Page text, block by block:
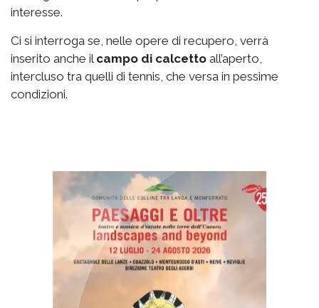
interesse.
Ci si interroga se, nelle opere di recupero, verrà
inserito anche il campo di calcetto all’aperto,
intercluso tra quelli di tennis, che versa in pessime
condizioni.